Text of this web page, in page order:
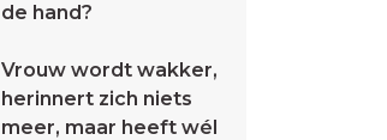
de hand?
Vrouw wordt wakker,
herinnert zich niets
meer, maar heeft wél